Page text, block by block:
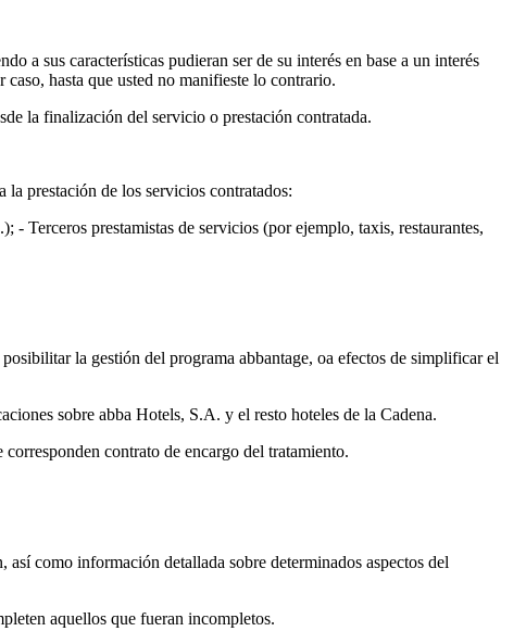
a sus características pudieran ser de su interés en base a un interés
hasta que usted no manifieste lo contrario.
la finalización del servicio o prestación contratada.
la prestación de los servicios contratados:
- Terceros prestamistas de servicios (por ejemplo, taxis, restaurantes,
la gestión del programa abbantage, oa efectos de simplificar el
sobre abba Hotels, S.A. y el resto hoteles de la Cadena.
contrato de encargo del tratamiento.
como información detallada sobre determinados aspectos del
aquellos que fueran incompletos.